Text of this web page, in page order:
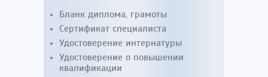
Бланк диплома, грамоты
Сертификат специалиста
Удостоверение интернатуры
Удостоверение о повышении
квалификации